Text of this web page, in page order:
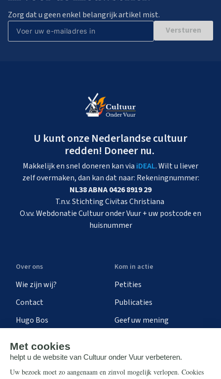
Zorg dat u geen enkel belangrijk artikel mist.
Versturen
U kunt onze Nederlandse cultuur
redden! Doneer nu.
Makkelijk en snel doneren kan via iDEAL. Wilt u liever
zelf overmaken, dan kan dat naar: Rekeningnummer:
NL38 ABNA 0426 8919 29
T.n.v. Stichting Civitas Christiana
O.v.v. Webdonatie Cultuur onder Vuur + uw postcode en
huisnummer
Over ons
Wie zijn wij?
Contact
Hugo Bos
Kom in actie
Petities
Publicaties
Geef uw mening
Steun ons Info